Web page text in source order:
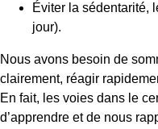
Éviter la sédentarité,
jour).
Nous avons besoin de
clairement, réagir
En fait, les voies dans le
d’apprendre et de nous